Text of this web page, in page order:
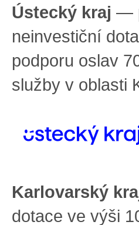
Ústecký kraj —
neinvestiční
podporu oslav
služby v oblasti
Karlovarský
dotace ve výši